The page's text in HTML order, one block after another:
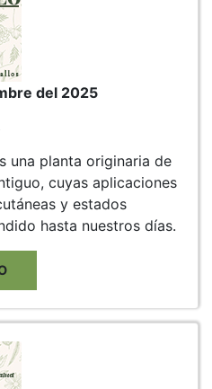
del 2025
una planta originaria de
cuyas aplicaciones
y estados
hasta nuestros días.